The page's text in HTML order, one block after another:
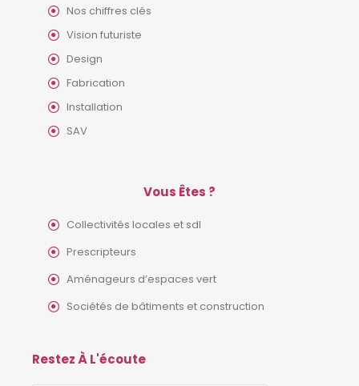
Nos chiffres clés
Vision futuriste
Design
Fabrication
Installation
SAV
Vous Êtes ?
Collectivités locales et sdl
Prescripteurs
Aménageurs d’espaces vert
Sociétés de bâtiments et construction
Restez À L'écoute